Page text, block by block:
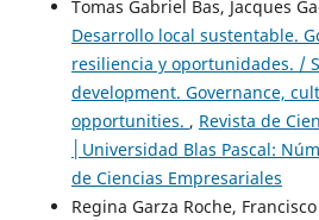
Tomas Gabriel Bas, Jacques
Desarrollo local sustentable.
resiliencia y oportunidades. /
development. Governance,
opportunities. , Revista de
│Universidad Blas Pascal:
de Ciencias Empresariales
Regina Garza Roche,